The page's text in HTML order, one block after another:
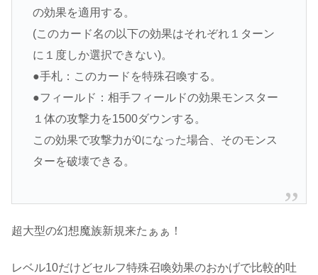
の効果を適用する。
(このカード名の以下の効果はそれぞれ１ターン
に１度しか選択できない)。
●手札：このカードを特殊召喚する。
●フィールド：相手フィールドの効果モンスター
１体の攻撃力を1500ダウンする。
この効果で攻撃力が0になった場合、そのモンス
ターを破壊できる。
超大型の幻想魔族新規来たぁぁ！
レベル10だけどセルフ特殊召喚効果のおかげで比較的吐